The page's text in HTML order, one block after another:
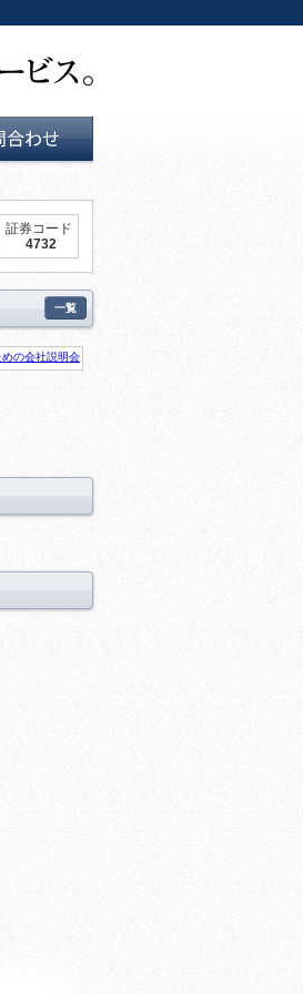
証券コード
4732
一覧